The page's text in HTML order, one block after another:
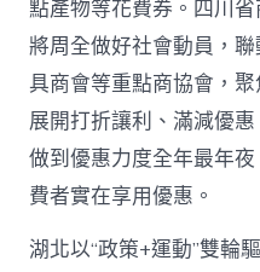
點產物等花費券。四川
將周全做好社會動員，
具商會等重點商協會，
展開打折讓利、滿減優
做到優惠力度全年最年
費者實在享用優惠。
湖北以“政策+運動”雙輪